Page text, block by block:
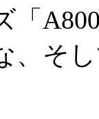
「
そ